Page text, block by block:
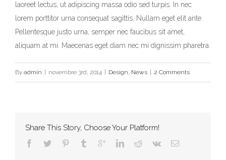
laoreet lectus, ut adipiscing massa odio sed turpis. In nec
lorem porttitor urna consequat sagittis. Nullam eget elit ante.
Pellentesque justo urna, semper nec faucibus sit amet,
aliquam at mi. Maecenas eget diam nec mi dignissim pharetra.
By admin novembre 3rd, 2014 Design, News 2 Comments
Share This Story, Choose Your Platform!